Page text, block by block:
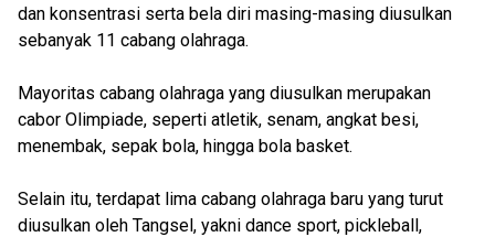
dan konsentrasi serta bela diri masing-masing diusulkan
sebanyak 11 cabang olahraga.
Mayoritas cabang olahraga yang diusulkan merupakan
cabor Olimpiade, seperti atletik, senam, angkat besi,
menembak, sepak bola, hingga bola basket.
Selain itu, terdapat lima cabang olahraga baru yang turut
diusulkan oleh Tangsel, yakni dance sport, pickleball,